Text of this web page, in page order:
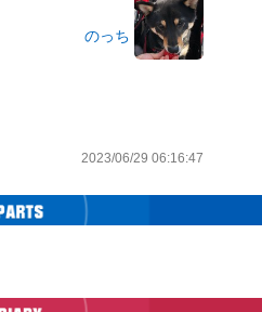
のっち
2023/06/29 06:16:47